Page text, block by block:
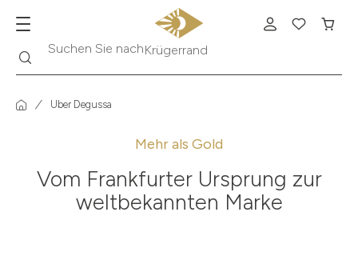
Suchen Sie nachKrügerrand
Über Degussa
Mehr als Gold
Vom Frankfurter Ursprung zur
weltbekannten Marke